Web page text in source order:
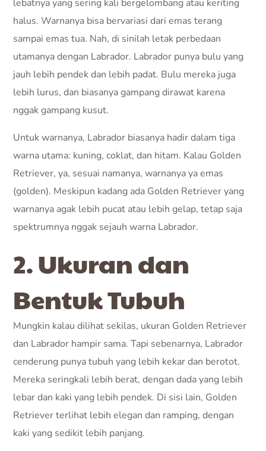
lebatnya yang sering kali bergelombang atau keriting
halus. Warnanya bisa bervariasi dari emas terang
sampai emas tua. Nah, di sinilah letak perbedaan
utamanya dengan Labrador. Labrador punya bulu yang
jauh lebih pendek dan lebih padat. Bulu mereka juga
lebih lurus, dan biasanya gampang dirawat karena
nggak gampang kusut.
Untuk warnanya, Labrador biasanya hadir dalam tiga
warna utama: kuning, coklat, dan hitam. Kalau Golden
Retriever, ya, sesuai namanya, warnanya ya emas
(golden). Meskipun kadang ada Golden Retriever yang
warnanya agak lebih pucat atau lebih gelap, tetap saja
spektrumnya nggak sejauh warna Labrador.
2. Ukuran dan
Bentuk Tubuh
Mungkin kalau dilihat sekilas, ukuran Golden Retriever
dan Labrador hampir sama. Tapi sebenarnya, Labrador
cenderung punya tubuh yang lebih kekar dan berotot.
Mereka seringkali lebih berat, dengan dada yang lebih
lebar dan kaki yang lebih pendek. Di sisi lain, Golden
Retriever terlihat lebih elegan dan ramping, dengan
kaki yang sedikit lebih panjang.